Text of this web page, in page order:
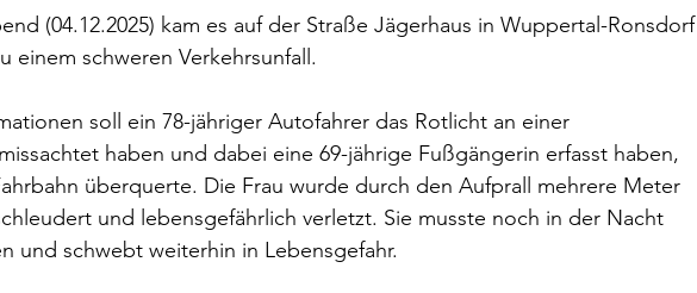
(04.12.2025) kam es auf der Straße Jägerhaus in Wuppertal-Ronsdorf
einem schweren Verkehrsunfall.
soll ein 78-jähriger Autofahrer das Rotlicht an einer
haben und dabei eine 69-jährige Fußgängerin erfasst haben,
überquerte. Die Frau wurde durch den Aufprall mehrere Meter
und lebensgefährlich verletzt. Sie musste noch in der Nacht
und schwebt weiterhin in Lebensgefahr.